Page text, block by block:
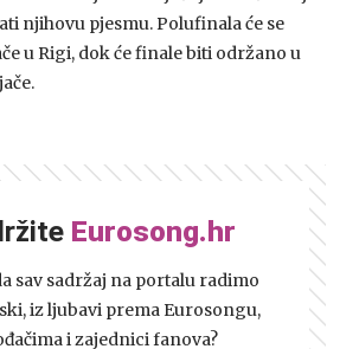
njihovu pjesmu. Polufinala će se
u Rigi, dok će finale biti održano u
Eurosong.hr
sav sadržaj na portalu radimo
iz ljubavi prema Eurosongu,
i zajednici fanova?